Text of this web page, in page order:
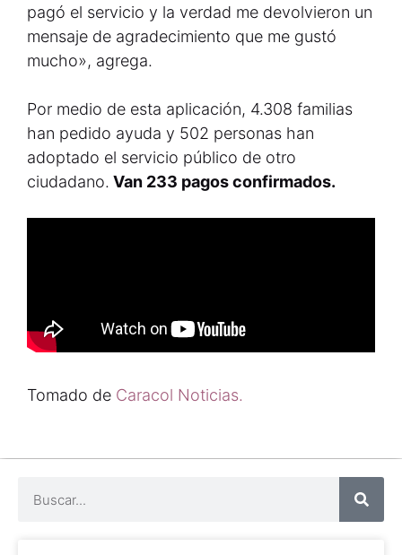
pagó el servicio y la verdad me devolvieron un
mensaje de agradecimiento que me gustó
mucho», agrega.
Por medio de esta aplicación, 4.308 familias
han pedido ayuda y 502 personas han
adoptado el servicio público de otro
ciudadano. Van 233 pagos confirmados.
Tomado de Caracol Noticias.